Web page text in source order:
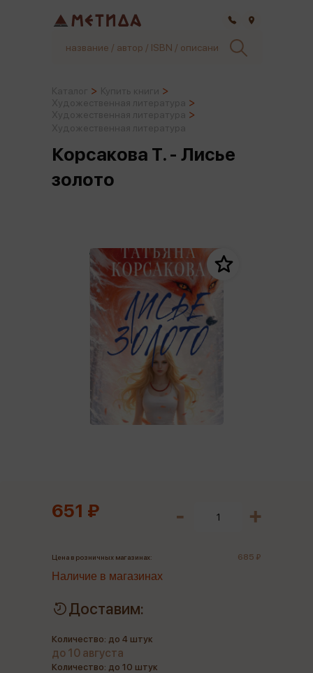
Корсакова Т. - Лисье
золото
651 ₽
Цена в розничных магазинах: 685 ₽
Наличие в магазинах
Доставим:
Количество: до 4 штук
до 10 августа
Количество: до 10 штук